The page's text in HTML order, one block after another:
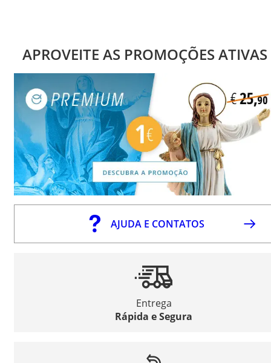
APROVEITE AS PROMOÇÕES ATIVAS
AJUDA E CONTATOS
Entrega
Rápida e Segura